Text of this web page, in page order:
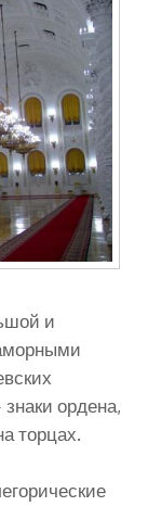
и
ордена,
торцах.